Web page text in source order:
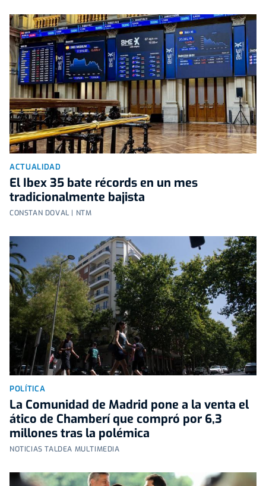
ACTUALIDAD
El Ibex 35 bate récords en un mes
tradicionalmente bajista
CONSTAN DOVAL | NTM
POLÍTICA
La Comunidad de Madrid pone a la venta el
ático de Chamberí que compró por 6,3
millones tras la polémica
NOTICIAS TALDEA MULTIMEDIA